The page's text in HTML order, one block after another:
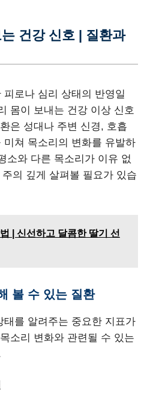
건강 신호 | 질환과
로나 심리 상태의 반영일
몸이 보내는 건강 이상 신호
은 성대나 주변 신경, 호흡
미쳐 목소리의 변화를 유발하
소와 다른 목소리가 이유 없
의 깊게 살펴볼 필요가 있습
| 신선하고 달콤한 딸기 선
볼 수 있는 질환
태를 알려주는 중요한 지표가
소리 변화와 관련될 수 있는